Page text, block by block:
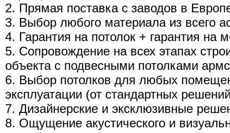
2. Прямая поставка с заводов в
3. Выбор любого материала из всего
4. Гарантия на потолок + гарантия на
5. Сопровождение на всех этапах
объекта с подвесными потолками
6. Выбор потолков для любых
эксплуатации (от стандартных
7. Дизайнерские и эксклюзивные
8. Ощущение акустического и